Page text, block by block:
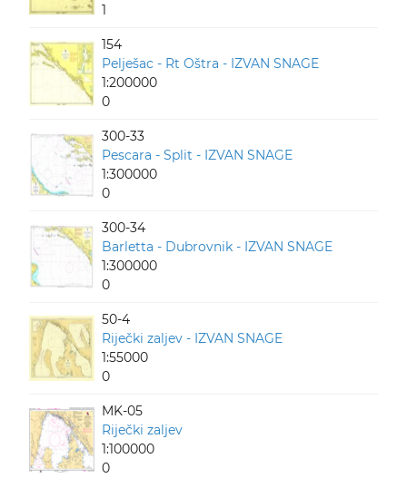
1
154
Pelješac - Rt Oštra - IZVAN SNAGE
1:200000
0
300-33
Pescara - Split - IZVAN SNAGE
1:300000
0
300-34
Barletta - Dubrovnik - IZVAN SNAGE
1:300000
0
50-4
Riječki zaljev - IZVAN SNAGE
1:55000
0
MK-05
Riječki zaljev
1:100000
0